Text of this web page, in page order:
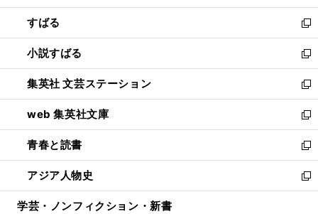
開
く
ウ
で
開
く
ン
ド
ウ
で
開
く
すばる
新
し
い
ウ
ィ
ン
ド
ウ
で
開
く
小説すばる
新
し
い
ウ
ィ
ン
ド
ウ
で
開
集英社 文芸ステーション
新
し
い
ウ
ィ
ン
ド
ウ
web 集英社文庫
新
し
い
ウ
ィ
ン
青春と読書
新
し
い
ウ
アジア人物史
新
し
学芸・ノンフィクション・新書